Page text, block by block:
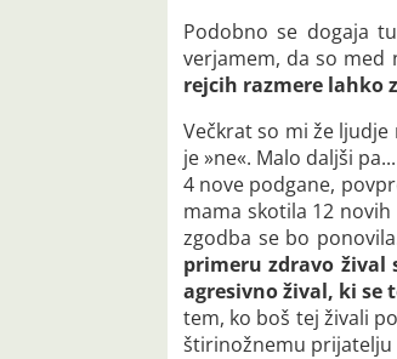
Podobno se dogaja
verjamem, da so med
rejcih razmere lahko
Večkrat so mi že
je »ne«. Malo daljši
4 nove podgane,
mama skotila 12
zgodba se bo
primeru zdravo žival
agresivno žival, ki se
tem, ko boš tej živali
štirinožnemu prijatelju